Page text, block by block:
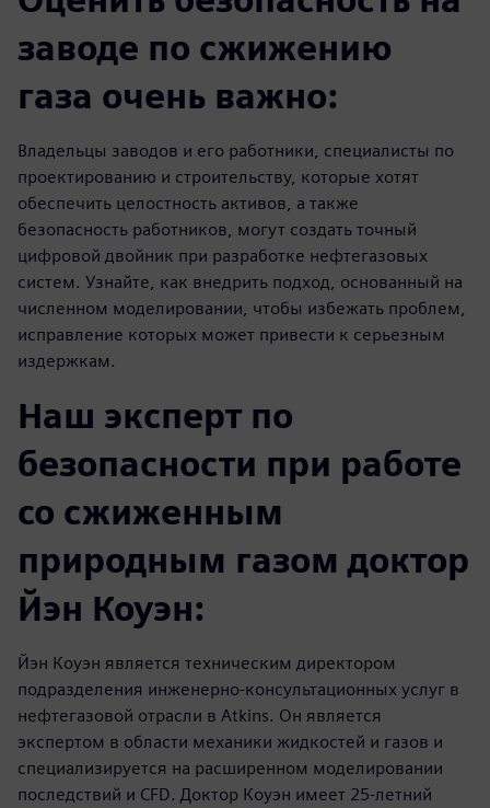
заводе по сжижению
газа очень важно:
Владельцы заводов и его работники, специалисты по
проектированию и строительству, которые хотят
обеспечить целостность активов, а также
безопасность работников, могут создать точный
цифровой двойник при разработке нефтегазовых
систем. Узнайте, как внедрить подход, основанный на
численном моделировании, чтобы избежать проблем,
исправление которых может привести к серьезным
издержкам.
Наш эксперт по
безопасности при работе
со сжиженным
природным газом доктор
Йэн Коуэн:
Йэн Коуэн является техническим директором
подразделения инженерно-консультационных услуг в
нефтегазовой отрасли в Atkins. Он является
экспертом в области механики жидкостей и газов и
специализируется на расширенном моделировании
последствий и CFD. Доктор Коуэн имеет 25-летний